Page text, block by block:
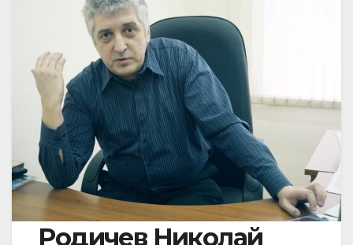
Родичев Николай